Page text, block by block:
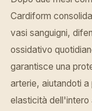
Cardiform
vasi sanguigni,
ossidativo
garantisce una
arterie, aiutandoti
elasticità